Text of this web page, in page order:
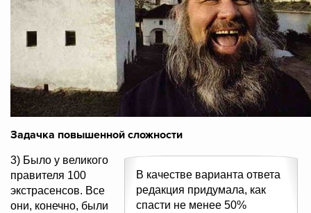
Задачка повышенной сложности
В качестве варианта ответа
редакция придумала, как
спасти не менее 50%
3) Было у великого
правителя 100
экстрасенсов. Все
они, конечно, были